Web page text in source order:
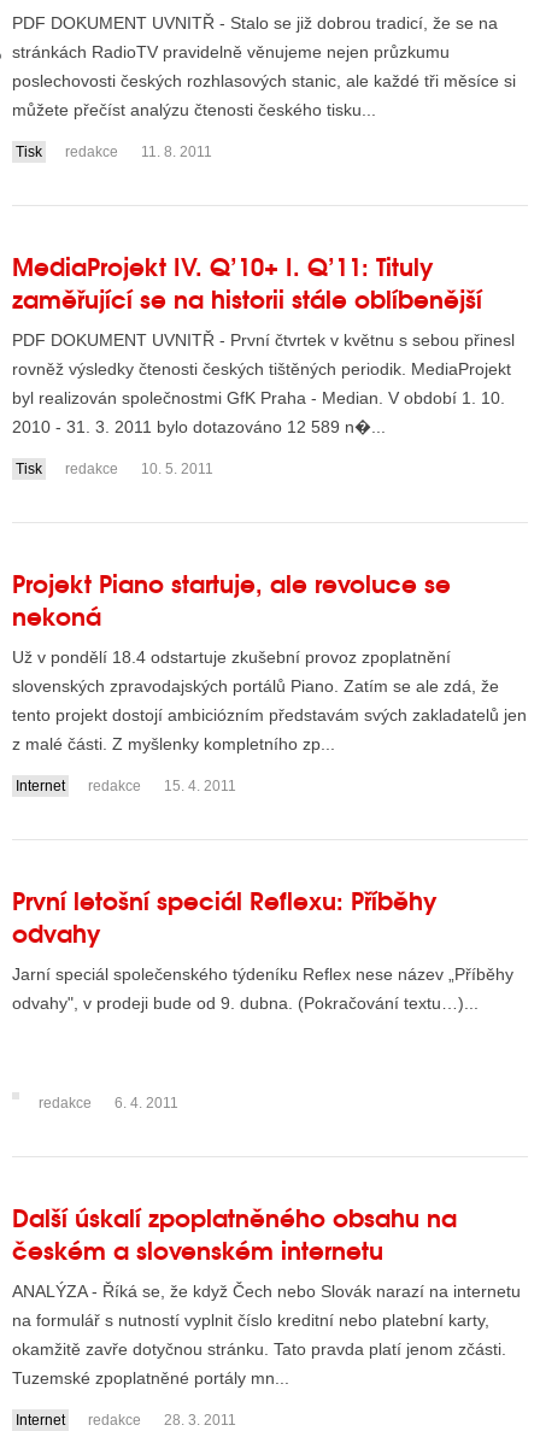
STARŠÍCH DISKUZÍ
PDF DOKUMENT UVNITŘ - Stalo se již dobrou tradicí, že se na
stránkách RadioTV pravidelně věnujeme nejen průzkumu
poslechovosti českých rozhlasových stanic, ale každé tři měsíce si
můžete přečíst analýzu čtenosti českého tisku...
Tisk redakce 11. 8. 2011
MediaProjekt IV. Q’10+ I. Q’11: Tituly
zaměřující se na historii stále oblíbenější
PDF DOKUMENT UVNITŘ - První čtvrtek v květnu s sebou přinesl
rovněž výsledky čtenosti českých tištěných periodik. MediaProjekt
byl realizován společnostmi GfK Praha - Median. V období 1. 10.
2010 - 31. 3. 2011 bylo dotazováno 12 589 n�...
Tisk redakce 10. 5. 2011
Projekt Piano startuje, ale revoluce se
nekoná
Už v pondělí 18.4 odstartuje zkušební provoz zpoplatnění
slovenských zpravodajských portálů Piano. Zatím se ale zdá, že
tento projekt dostojí ambiciózním představám svých zakladatelů jen
z malé části. Z myšlenky kompletního zp...
Internet redakce 15. 4. 2011
První letošní speciál Reflexu: Příběhy
odvahy
Jarní speciál společenského týdeníku Reflex nese název „Příběhy
odvahy", v prodeji bude od 9. dubna. (Pokračování textu…)...
redakce 6. 4. 2011
Další úskalí zpoplatněného obsahu na
českém a slovenském internetu
ANALÝZA - Říká se, že když Čech nebo Slovák narazí na internetu
na formulář s nutností vyplnit číslo kreditní nebo platební karty,
okamžitě zavře dotyčnou stránku. Tato pravda platí jenom zčásti.
Tuzemské zpoplatněné portály mn...
Internet redakce 28. 3. 2011